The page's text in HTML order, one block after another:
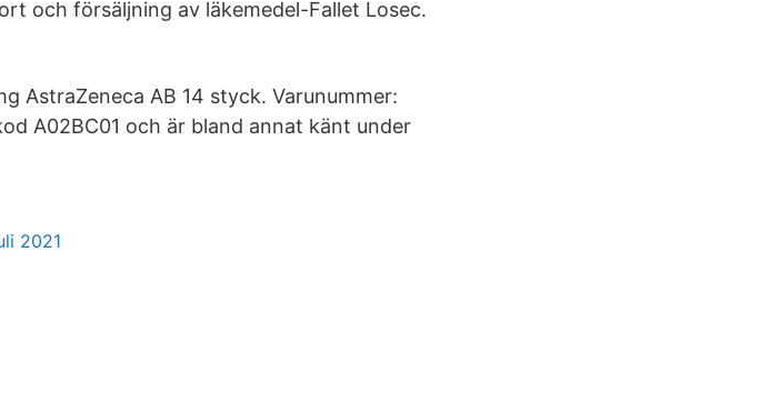
och försäljning av läkemedel-Fallet Losec.
AstraZeneca AB 14 styck. Varunummer:
A02BC01 och är bland annat känt under
2021